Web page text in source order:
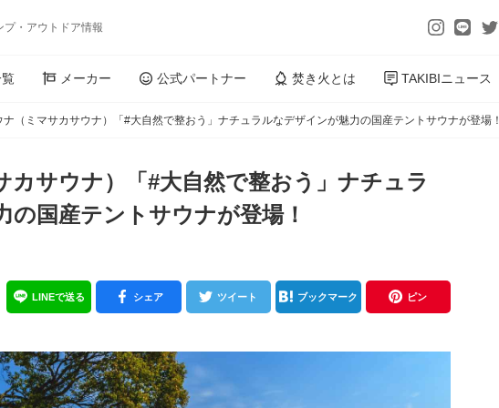
プ・アウトドア情報
メーカー 公式パートナー 焚き火とは TAKIBIニュース
ナ（ミマサカサウナ）「#大自然で整おう」ナチュラルなデザインが魅力の国産テントサウナが登場
カサウナ）「#大自然で整おう」ナチュラ
の国産テントサウナが登場！
LINEで送る シェア ツイート ブックマーク ピン